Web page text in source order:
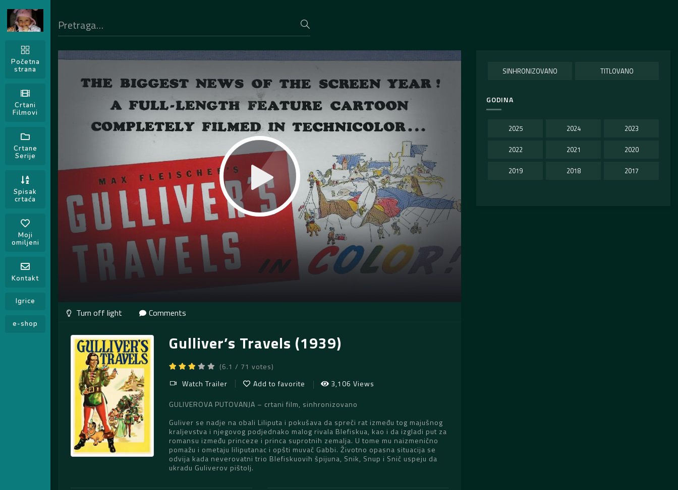
Početna
strana
Crtani
Filmovi
Crtane
Serije
Spisak
crtaća
Moji
omiljeni
Kontakt
Igrice
e-shop
Comments
Gulliver’s Travels (1939)
(6.1 / 71 votes)
Watch Trailer
Add to favorite
3,106 Views
GULIVEROVA PUTOVANJA – crtani film, sinhronizovano
Guliver se nadje na obali Liliputa i pokušava da spreči rat između tog majušnog
kraljevstva i njegovog podjednako malog rivala Blefiskua, kao i da izgladi put za
romansu između princeze i princa suprotnih zemalja. U tome mu naizmenično
pomažu i ometaju liliputanac i opšti muvač Gabbi. Životno opasna situacija se
odvija kada neverovatni trio Blefiskuovih špijuna, Snik, Snup i Snič uspeju da
ukradu Guliverov pištolj.
SINHRONIZOVANO TITLOVANO
GODINA
2025 2024 2023
2022 2021 2020
2019 2018 2017